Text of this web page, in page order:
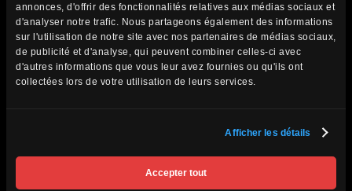
annonces, d'offrir des fonctionnalités relatives aux médias sociaux et
d'analyser notre trafic. Nous partageons également des informations
sur l'utilisation de notre site avec nos partenaires de médias sociaux,
de publicité et d'analyse, qui peuvent combiner celles-ci avec
d'autres informations que vous leur avez fournies ou qu'ils ont
collectées lors de votre utilisation de leurs services.
Afficher les détails
Accepter tout